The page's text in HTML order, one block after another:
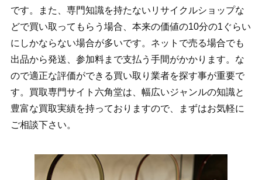
です。また、専門知識を持たないリサイクルショップな
どで買い取ってもらう場合、本来の価値の10分の1ぐらい
にしかならない場合が多いです。ネットで売る場合でも
出品から発送、参加料まで支払う手間がかかります。な
ので適正な評価ができる買い取り業者を探す事が重要で
す。買取専門サイト六角堂は、幅広いジャンルの知識と
豊富な買取実績を持っておりますので、まずはお気軽に
ご相談下さい。